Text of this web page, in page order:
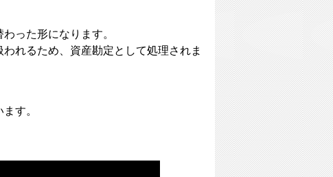
った形になります。
れるため、資産勘定として処理されま
す。